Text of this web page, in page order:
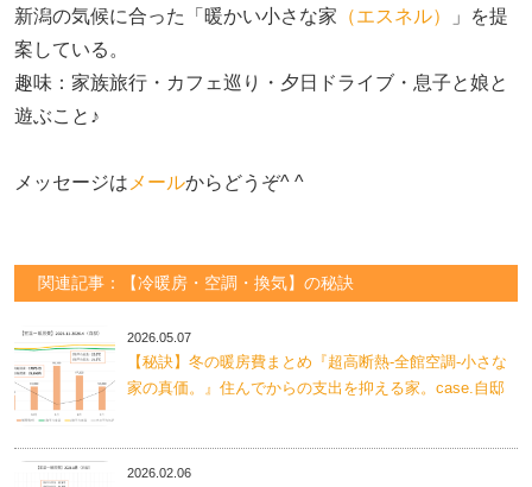
新潟の気候に合った「暖かい小さな家 （エスネル）
」を提
案している。
趣味：家族旅行・カフェ巡り・夕日ドライブ・息子と娘と
遊ぶこと♪
メッセージは メールからどうぞ^ ^
関連記事：【冷暖房・空調・換気】の秘訣
2026.05.07
【秘訣】冬の暖房費まとめ『超高断熱-全館空調-小さな
家の真価。』住んでからの支出を抑える家。case.自邸
2026.02.06